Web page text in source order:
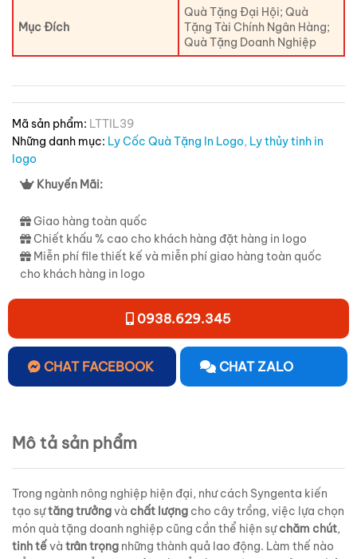
Mục Đích
Quà Tặng Đại Hội; Quà
Tặng Tài Chính Ngân Hàng;
Quà Tặng Doanh Nghiệp
Mã sản phẩm: LTTIL39
Những danh mục: Ly Cốc Quà Tặng In Logo, Ly thủy tinh in
logo
Khuyến Mãi:
Giao hàng toàn quốc
Chiết khấu % cao cho khách hàng đặt hàng in logo
Miễn phí file thiết kế và miễn phí giao hàng toàn quốc
cho khách hàng in logo
0938.629.345
CHAT FACEBOOK CHAT ZALO
Mô tả sản phẩm
Trong ngành nông nghiệp hiện đại, như cách Syngenta kiến
tạo sựtăng trưởngvà chất lượng cho cây trồng, việc lựa chọn
món quà tặng doanh nghiệp cũng cần thể hiện sựchăm chút,
tinh tếvà trân trọng những thành quả lao động. Làm thế nào